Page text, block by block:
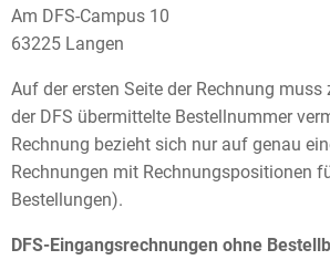
Am DFS-Campus 10
63225 Langen
Auf der ersten Seite der Rechnung muss
der DFS übermittelte Bestellnummer
Rechnung bezieht sich nur auf genau
Rechnungen mit Rechnungspositionen
Bestellungen).
DFS-Eingangsrechnungen ohne